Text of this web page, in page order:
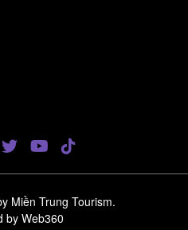
Miền Trung Tourism.
byWeb360